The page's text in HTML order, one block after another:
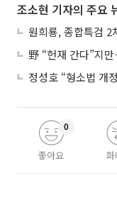
조소현 기자의 주요
원희룡, 종합특검
野 “헌재 간다”지
좋아요
0